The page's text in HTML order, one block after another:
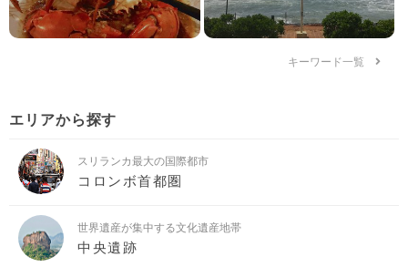
キーワード一覧
エリアから探す
スリランカ最大の国際都市
コロンボ首都圏
世界遺産が集中する文化遺産地帯
中央遺跡